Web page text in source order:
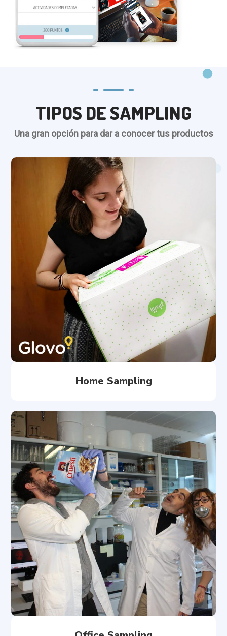
TIPOS DE SAMPLING
Una gran opción para dar a conocer tus productos
Home Sampling